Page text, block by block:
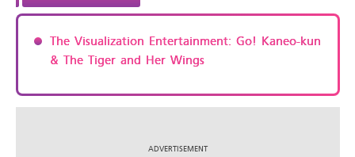
The Visualization Entertainment: Go! Kaneo-kun
& The Tiger and Her Wings